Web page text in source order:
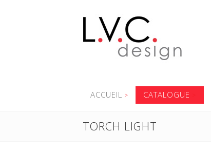
ACCUEIL CATALOGUE
TORCH LIGHT